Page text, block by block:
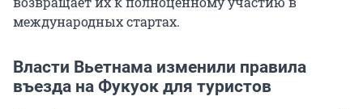
международных стартах.
Власти Вьетнама изменили правила
въезда на Фукуок для туристов